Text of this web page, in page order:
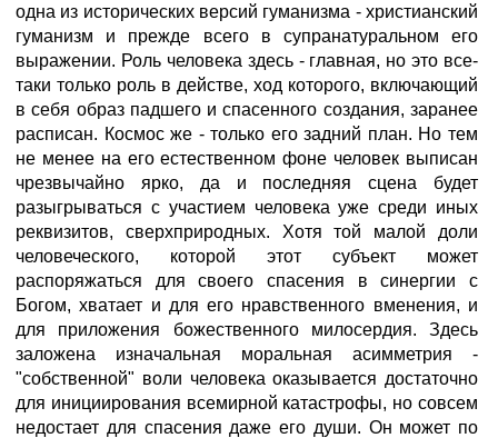
одна из исторических версий гуманизма - христианский
гуманизм и прежде всего в супранатуральном его
выражении. Роль человека здесь - главная, но это все-
таки только роль в действе, ход которого, включающий
в себя образ падшего и спасенного создания, заранее
расписан. Космос же - только его задний план. Но тем
не менее на его естественном фоне человек выписан
чрезвычайно ярко, да и последняя сцена будет
разыгрываться с участием человека уже среди иных
реквизитов, сверхприродных. Хотя той малой доли
человеческого, которой этот субъект может
распоряжаться для своего спасения в синергии с
Богом, хватает и для его нравственного вменения, и
для приложения божественного милосердия. Здесь
заложена изначальная моральная асимметрия -
"собственной" воли человека оказывается достаточно
для инициирования всемирной катастрофы, но совсем
недостает для спасения даже его души. Он может по